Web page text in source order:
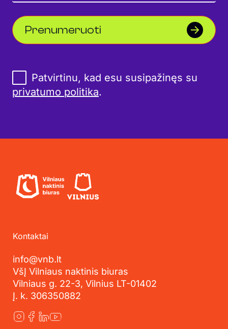
Prenumeruoti
Patvirtinu, kad esu susipažinęs su
privatumo politika.
Kontaktai
info@vnb.lt
VšĮ Vilniaus naktinis biuras
Vilniaus g. 22-3, Vilnius LT-01402
Į. k. 306350882